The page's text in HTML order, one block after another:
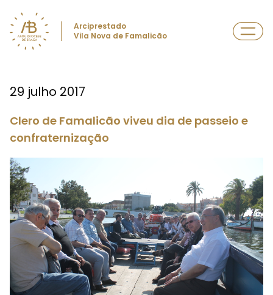
Arciprestado
Vila Nova de Famalicão
29 julho 2017
Clero de Famalicão viveu dia de passeio e
confraternização